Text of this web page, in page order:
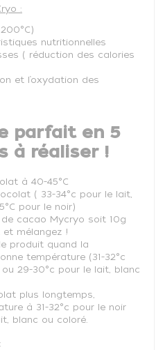
:
nutritionnelles
( réduction des calories
et l’oxydation des
parfait en 5
à réaliser !
à 40-45°C
( 33-34°c pour le lait,
pour le noir)
de cacao Mycryo soit 10g
et mélangez !
produit quand la
température (31-32°c
29-30°c pour le lait, blanc
plus longtemps,
à 31-32°c pour le noir
blanc ou coloré.
: